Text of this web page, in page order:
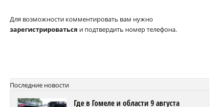
Для возможности комментировать вам нужно
зарегистрироваться и подтвердить номер телефона.
Последние новости
Где в Гомеле и области 9 августа